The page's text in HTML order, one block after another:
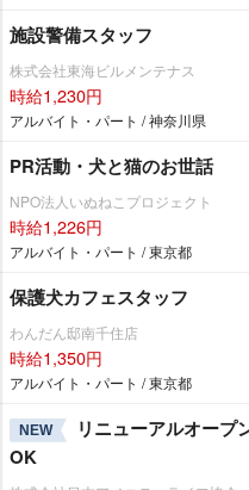
施設警備スタッフ
株式会社東海ビルメンテナス
時給1,230円
アルバイト・パート / 神奈川県
PR活動・犬と猫のお世話
NPO法人いぬねこプロジェクト
時給1,226円
アルバイト・パート / 東京都
保護犬カフェスタッフ
わんだん邸南千住店
時給1,350円
アルバイト・パート / 東京都
NEW
リニューアルオープ
OK